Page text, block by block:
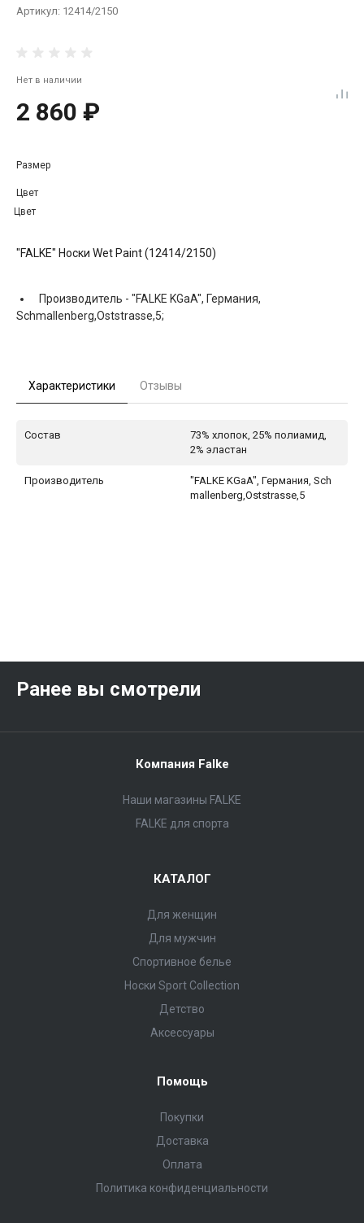
Артикул: 12414/2150
Нет в наличии
2 860 ₽
Размер
Цвет
Цвет
"FALKE" Носки Wet Paint (12414/2150)
Производитель - "FALKE KGaA", Германия,
Schmallenberg,Oststrasse,5;
Характеристики Отзывы
Состав
73% хлопок, 25% полиамид,
2% эластан
Производитель
"FALKE KGaA", Германия, Sch
mallenberg,Oststrasse,5
Ранее вы смотрели
Компания Falke
Наши магазины FALKE
FALKE для спорта
КАТАЛОГ
Для женщин
Для мужчин
Спортивное белье
Носки Sport Collection
Детство
Аксессуары
Помощь
Покупки
Доставка
Оплата
Политика конфиденциальности